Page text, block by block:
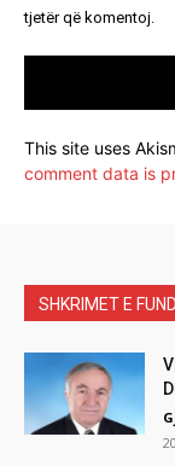
tjetër që komentoj.
This site uses
comment data is
SHKRIMET E